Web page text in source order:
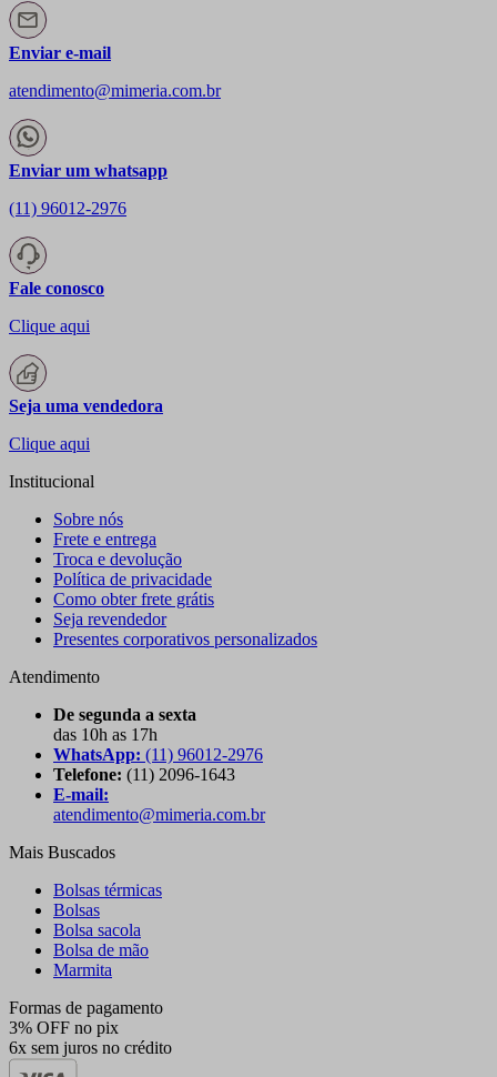
Enviar e-mail
atendimento@mimeria.com.br
Enviar um whatsapp
(11) 96012-2976
Fale conosco
Clique aqui
Seja uma vendedora
Clique aqui
Institucional
Sobre nós
Frete e entrega
Troca e devolução
Política de privacidade
Como obter frete grátis
Seja revendedor
Presentes corporativos personalizados
Atendimento
De segunda a sexta
das 10h as 17h
WhatsApp: (11) 96012-2976
Telefone: (11) 2096-1643
E-mail:
atendimento@mimeria.com.br
Mais Buscados
Bolsas térmicas
Bolsas
Bolsa sacola
Bolsa de mão
Marmita
Formas de pagamento
3% OFF no pix
6x sem juros no crédito